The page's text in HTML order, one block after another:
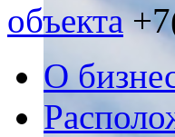
объекта
О